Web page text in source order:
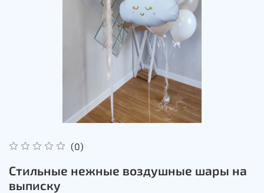
(0)
Стильные нежные воздушные шары на
выписку